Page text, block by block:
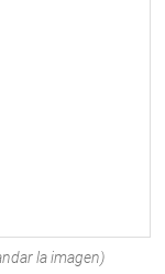
la imagen)